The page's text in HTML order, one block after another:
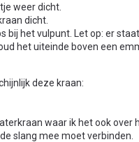
weer dicht.
dicht.
bij het vulpunt. Let op: er
het uiteinde boven een
deze kraan:
waar ik het ook over
slang mee moet verbinden.